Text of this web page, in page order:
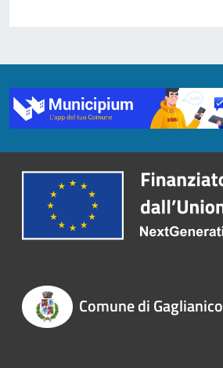
Comune di Gaglianico